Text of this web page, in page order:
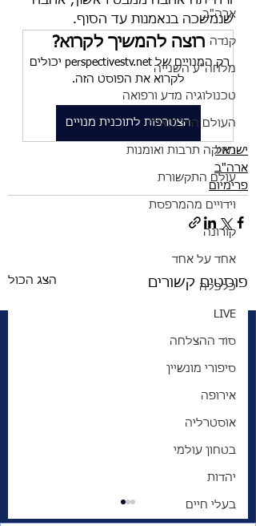
ארה"ב
קנדה
מלחה"ע השנייה
טכנולוגיה מדע ורפואה
העולם הוירטואלי
מוזיקה תרבות ואומנות
עולם התקשורת
וידויים מהמרפסת
קורונה
אחד על אחד
כלכלה
LIVE
סוד ההצלחה
סיפורי מונשיין
אירופה
אוסטרליה
בטחון עולמי
יהדות
בעלי חיים
שנמשכה בנאמנות עד הסוף.
רוצה להמשיך לקרוא?
רק המנויים של perspectivestv.net יכולים
לקרוא את הפוסט הזה.
הצטרפות לתוכנית מנויים
ישראל
ארה"ב
פרימיום
פוסטים קשורים הצג הכול